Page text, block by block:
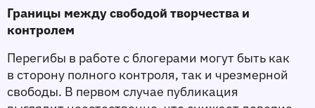
Границы между свободой творчества и
контролем
Перегибы в работе с блогерами могут быть как
в сторону полного контроля, так и чрезмерной
свободы. В первом случае публикация